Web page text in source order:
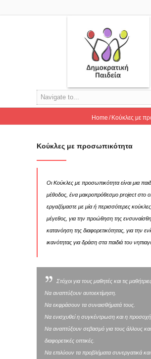
Navigate to...
Home Κούκλες με
Κούκλες με προσωπικότητα
Οι Κούκλες με προσωπικότητα είναι μια
μέθοδος, ένα μακροπρόθεσμο project στο
εργαζόμαστε με μία ή περισσότερες
μέγεθος, για την προώθηση της
κατανόηση της διαφορετικότητας, για την
ικανότητας για δράση στα παιδιά του
Στόχοι για τους μαθητές και τις
Να αναπτύξουν αυτοεκτίμηση.
Να εκφράσουν τα συναισθήματά τους.
Να ενισχυθεί η συγκέντρωση και η προσοχή
Να αναπτύξουν σεβασμό για τους άλλους και
διαφορετικές οπτικές.
Να επιλύουν τα προβλήματα συνεργατικά και